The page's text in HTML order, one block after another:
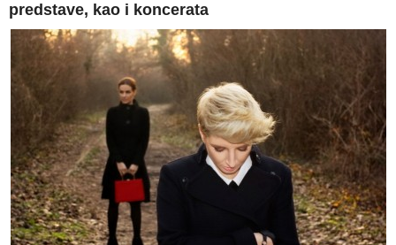
predstave, kao i koncerata